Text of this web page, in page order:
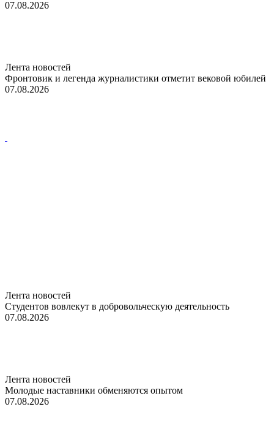
07.08.2026
Лента новостей
Фронтовик и легенда журналистики отметит вековой юбилей
07.08.2026
Лента новостей
Студентов вовлекут в добровольческую деятельность
07.08.2026
Лента новостей
Молодые наставники обменяются опытом
07.08.2026